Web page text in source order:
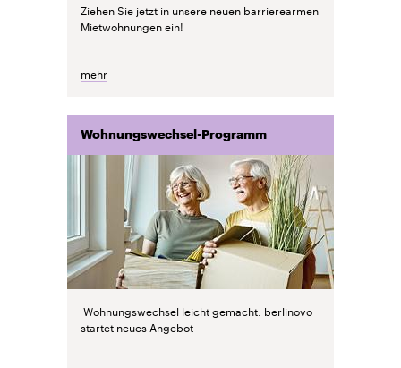
Ziehen Sie jetzt in unsere neuen barrierearmen
Mietwohnungen ein!
mehr
Wohnungswechsel-Programm
Wohnungswechsel leicht gemacht: berlinovo
startet neues Angebot